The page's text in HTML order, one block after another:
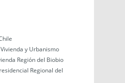
y Urbanismo
Región del Biobio
Regional del